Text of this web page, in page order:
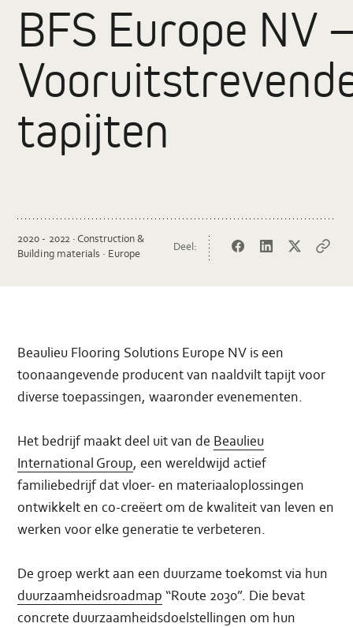
BFS Europe NV
tapijten
2020 - 2022 · Construction &
Building materials · Europe
Deel: FacebookLinkedInTwitterCopy
Beaulieu Flooring Solutions Europe NV is een
toonaangevende producent van naaldvilt tapijt voor
diverse toepassingen, waaronder evenementen.
Het bedrijf maakt deel uit van de Beaulieu
International Group, een wereldwijd actief
familiebedrijf dat vloer- en materiaaloplossingen
ontwikkelt en co-creëert om de kwaliteit van leven en
werken voor elke generatie te verbeteren.
De groep werkt aan een duurzame toekomst via hun
duurzaamheidsroadmap “Route 2030”. Die bevat
concrete duurzaamheidsdoelstellingen om hun